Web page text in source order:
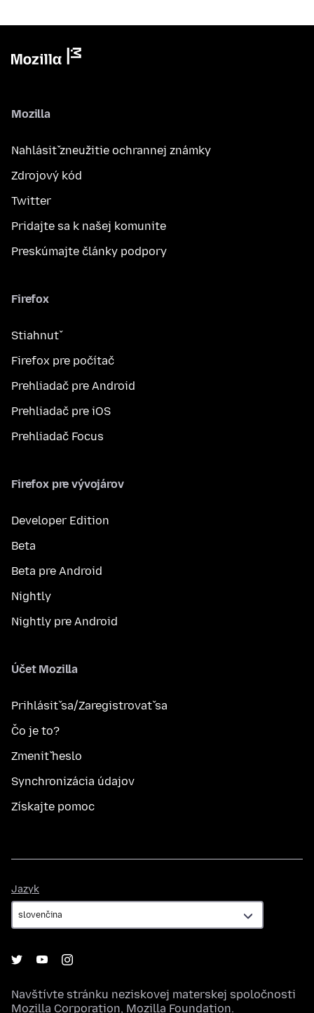
Mozilla
Nahlásiť zneužitie ochrannej známky
Zdrojový kód
Twitter
Pridajte sa k našej komunite
Preskúmajte články podpory
Firefox
Stiahnuť
Firefox pre počítač
Prehliadač pre Android
Prehliadač pre iOS
Prehliadač Focus
Firefox pre vývojárov
Developer Edition
Beta
Beta pre Android
Nightly
Nightly pre Android
Účet Mozilla
Prihlásiť sa/Zaregistrovať sa
Čo je to?
Zmeniť heslo
Synchronizácia údajov
Získajte pomoc
Jazyk
Navštívte stránku neziskovej materskej spoločnosti
Mozilla Corporation, Mozilla Foundation.